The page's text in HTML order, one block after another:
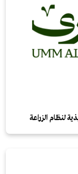
لنظام الزراعة